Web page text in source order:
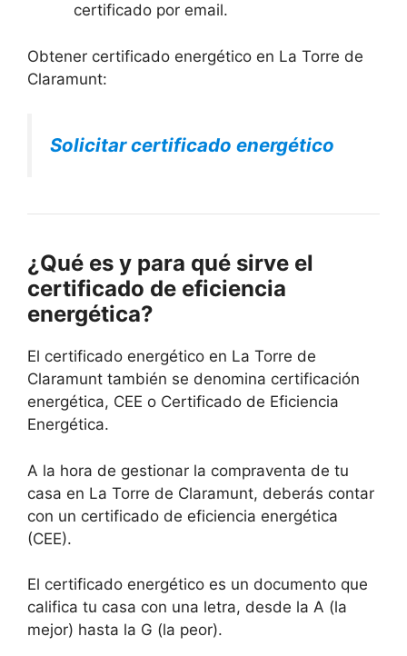
certificado por email.
Obtener certificado energético en La Torre de
Claramunt:
Solicitar certificado energético
¿Qué es y para qué sirve el
certificado de eficiencia
energética?
El certificado energético en La Torre de
Claramunt también se denomina certificación
energética, CEE o Certificado de Eficiencia
Energética.
A la hora de gestionar la compraventa de tu
casa en La Torre de Claramunt, deberás contar
con un certificado de eficiencia energética
(CEE).
El certificado energético es un documento que
califica tu casa con una letra, desde la A (la
mejor) hasta la G (la peor).